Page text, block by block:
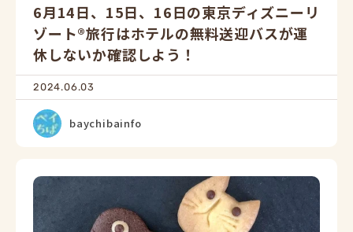
6月14日、15日、16日の東京ディズニーリ
ゾート®旅行はホテルの無料送迎バスが運
休しないか確認しよう！
2024.06.03
baychibainfo